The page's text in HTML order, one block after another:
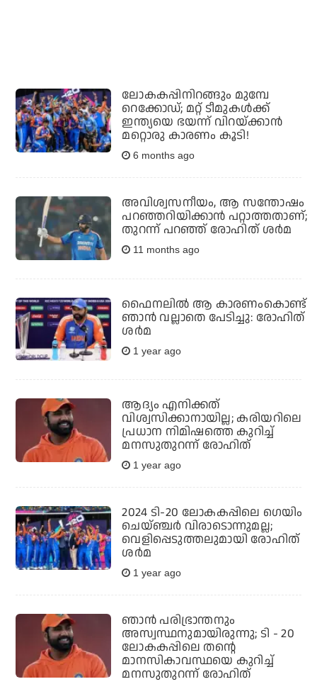
ലോകകപ്പിനിറങ്ങും മുമ്പേ
റെക്കോഡ്; മറ്റ് ടീമുകള്‍ക്ക്
ഇന്ത്യയെ ഭയന്ന് വിറയ്ക്കാന്‍
മറ്റൊരു കാരണം കൂടി!
6 months ago
അവിശ്വസനീയം, ആ സന്തോഷം
പറഞ്ഞറിയിക്കാന്‍ പറ്റാത്തതാണ്;
തുറന്ന് പറഞ്ഞ് രോഹിത് ശര്‍മ
11 months ago
ഫൈനലില്‍ ആ കാരണംകൊണ്ട്
ഞാന്‍ വല്ലാതെ പേടിച്ചു: രോഹിത്
ശര്‍മ
1 year ago
ആദ്യം എനിക്കത്
വിശ്വസിക്കാനായില്ല; കരിയറിലെ
പ്രധാന നിമിഷത്തെ കുറിച്ച്
മനസുതുറന്ന് രോഹിത്
1 year ago
2024 ടി-20 ലോകകപ്പിലെ ഗെയിം
ചെയ്ഞ്ചര്‍ വിരാടൊന്നുമല്ല;
വെളിപ്പെടുത്തലുമായി രോഹിത്
ശര്‍മ
1 year ago
ഞാൻ പരിഭ്രാന്തനും
അസ്വസ്ഥനുമായിരുന്നു; ടി - 20
ലോകകപ്പിലെ തന്റെ
മാനസികാവസ്ഥയെ കുറിച്ച്
മനസുതുറന്ന് രോഹിത്